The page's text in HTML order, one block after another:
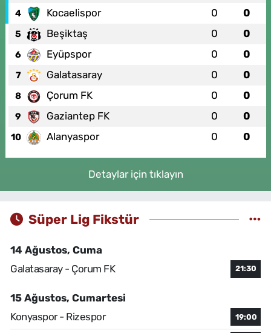
4 Kocaelispor 0 0
5 Beşiktaş 0 0
6 Eyüpspor 0 0
7 Galatasaray 0 0
8 Çorum FK 0 0
9 Gaziantep FK 0 0
10 Alanyaspor 0 0
Detaylar için tıklayın
Süper Lig Fikstür
14 Ağustos, Cuma
Galatasaray - Çorum FK
21:30
15 Ağustos, Cumartesi
Konyaspor - Rizespor
19:00